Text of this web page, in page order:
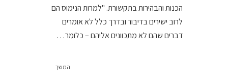
הכנות והבהירות בתקשורת. "למרות הנימוס הם
לרוב ישירים בדיבור ובדרך כלל לא אומרים
דברים שהם לא מתכוונים אליהם – כלומר…
המשך